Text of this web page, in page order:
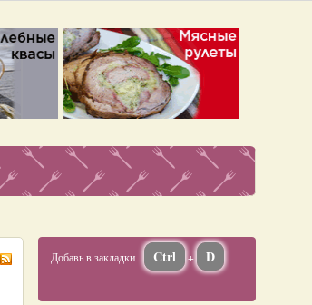
Добавь в закладки Ctrl + D